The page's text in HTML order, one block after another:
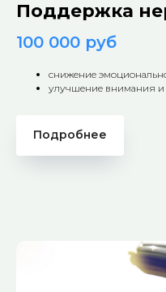
Поддержка
100 000 руб
снижение
улучшение внимания и
Подробнее